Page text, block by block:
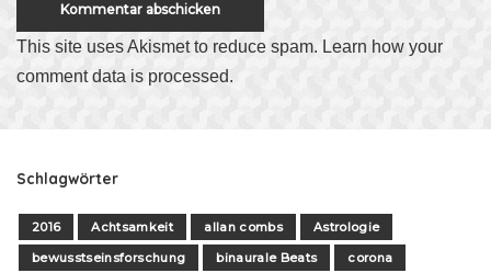
This site uses Akismet to reduce spam. Learn how your
comment data is processed.
Schlagwörter
2016 Achtsamkeit allan combs
Astrologie
bewusstseinsforschung
binaurale Beats
corona